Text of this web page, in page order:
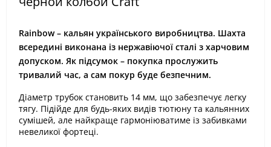
Rainbow – кальян українського виробництва. Шахта
всередині виконана із нержавіючої сталі з харчовим
допуском. Як підсумок – покупка прослужить
тривалий час, а сам покур буде безпечним.
Діаметр трубок становить 14 мм, що забезпечує легку
тягу. Підійде для будь-яких видів тютюну та кальянних
сумішей, але найкраще гармоніюватиме із забивками
невеликої фортеці.